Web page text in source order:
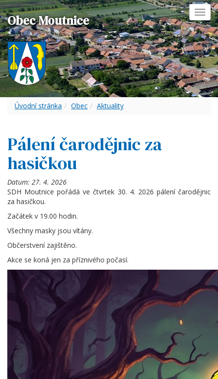
Obec Moutnice
Úvodní stránka Obec Aktuality
Pálení čarodějnic za
hasičkou
Datum: 27. 4. 2026
SDH Moutnice pořádá ve čtvrtek 30. 4. 2026 pálení čarodějnic
za hasičkou.
Začátek v 19.00 hodin.
Všechny masky jsou vítány.
Občerstvení zajištěno.
Akce se koná jen za příznivého počasí.